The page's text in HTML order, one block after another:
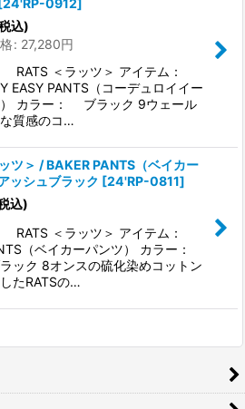
24'RP-0912]
込)
: 27,280円
RATS ＜ラッツ＞ アイテム：
EASY PANTS（コーデュロイイー
） カラー： ブラック 9ウェール
質感のコ…
ツ＞ / BAKER PANTS（ベイカー
ッシュブラック [24'RP-0811]
込)
RATS ＜ラッツ＞ アイテム：
（ベイカーパンツ） カラー：
ック 8オンスの硫化染めコットン
たRATSの…